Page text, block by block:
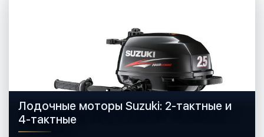
Лодочные моторы Suzuki: 2-тактные и
4-тактные